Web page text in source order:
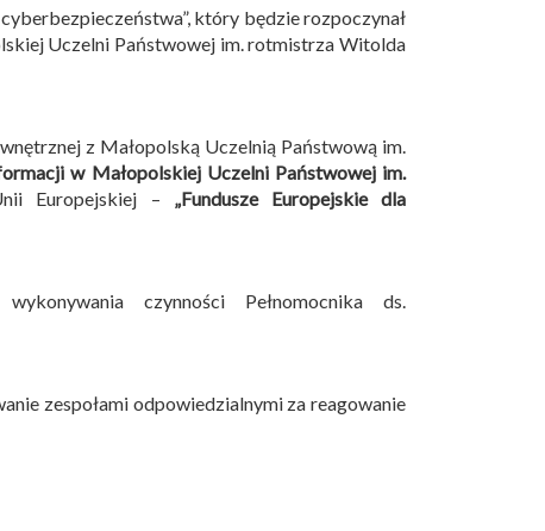
który będzie rozpoczynał
Uczelni Państwowej im. rotmistrza Witolda
z Małopolską Uczelnią Państwową im.
w Małopolskiej Uczelni Państwowej im.
Europejskiej – „Fundusze Europejskie dla
czynności Pełnomocnika ds.
zespołami odpowiedzialnymi za reagowanie